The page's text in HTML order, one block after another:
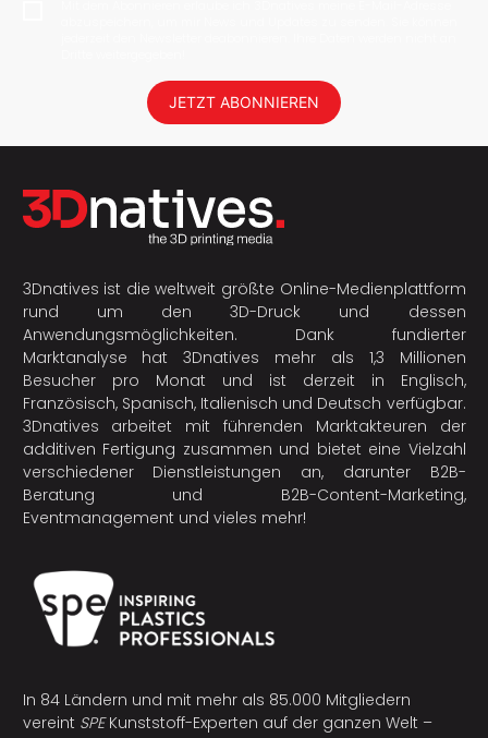
JETZT ABONNIEREN
3Dnatives ist die weltweit größte Online-Medienplattform
rund um den 3D-Druck und dessen
Anwendungsmöglichkeiten. Dank fundierter
Marktanalyse hat 3Dnatives mehr als 1,3 Millionen
Besucher pro Monat und ist derzeit in Englisch,
Französisch, Spanisch, Italienisch und Deutsch verfügbar.
3Dnatives arbeitet mit führenden Marktakteuren der
additiven Fertigung zusammen und bietet eine Vielzahl
verschiedener Dienstleistungen an, darunter B2B-
Beratung und B2B-Content-Marketing,
Eventmanagement und vieles mehr!
In 84 Ländern und mit mehr als 85.000 Mitgliedern
vereint SPEKunststoff-Experten auf der ganzen Welt –